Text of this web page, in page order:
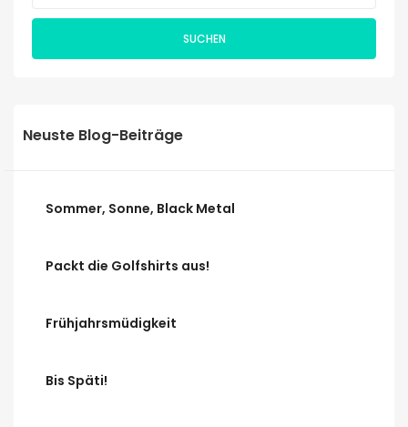
SUCHEN
Neuste Blog-Beiträge
Sommer, Sonne, Black Metal
Packt die Golfshirts aus!
Frühjahrsmüdigkeit
Bis Späti!